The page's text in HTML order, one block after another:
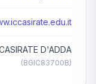
D'ADDA
(BGIC83700B)